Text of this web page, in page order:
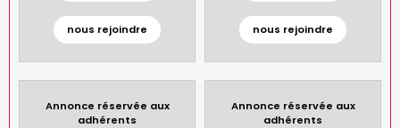
nous rejoindre nous rejoindre
Annonce réservée aux
adhérents
Annonce réservée aux
adhérents